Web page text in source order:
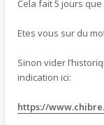
Cela fait 5 jours
Etes vous sur du
Sinon vider
indication ici:
https://